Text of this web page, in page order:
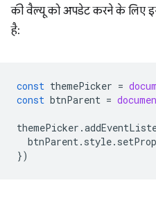
की वैल्यू को अपडेट करने के लिए
है:
const themePicker =
const btnParent =
themePicker .
btnParent. style.
})